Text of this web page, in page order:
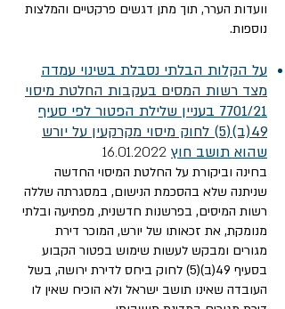
וועדות הערר, תוך מתן דגשים פרקטיים והמלצות
נוספות.
על הקלות הבלתי נסבלת בשינוי עמדה
מצד רשות המסים בעקבות החלטת מיסוי
7701/21 בעניין שלילת הפטור לפי סעיף
49(ב)(5) לחוק מיסוי מקרקעין על יורש
שהוא תושב חוץ 16.01.2022
בחינה וביקורת על החלטת המיסוי החדשה
שניתנה שלא בהסכמת הנישום, במסגרתה שללה
רשות המיסים, בפרשנות חדשנית, מפתיעה ובלתי
מנומקת, את זכאותו של יורש, המוכר דירת
מגורים ומבקש לעשות שימוש בפטור הקבוע
בסעיף 49(ב)(5) לחוק ביחס לדירת ירושה, בשל
העובדה שאינו תושב ישראל ולא הוכיח שאין לו